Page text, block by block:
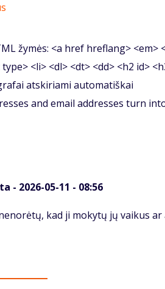
žymės: <a href hreflang>
<li> <dl> <dt> <dd> <h2 id>
atskiriami automatiškai
and email addresses turn
- 2026-05-11 - 08:56
kad ji mokytų jų vaikus ar